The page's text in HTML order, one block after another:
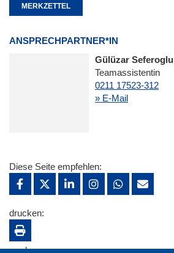
MERKZETTEL
ANSPRECHPARTNER*IN
Gülüzar Seferoglu
Teamassistentin
0211 17523-312
» E-Mail
Diese Seite empfehlen:
drucken:
merken: